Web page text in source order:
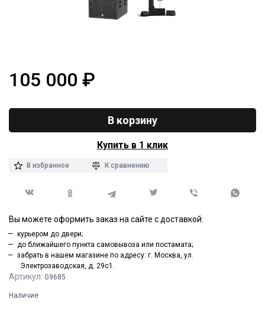
Артикул: G9685
Наличие
105 000 ₽
В корзину
Купить в 1 клик
В избранное К сравнению
Вы можете оформить заказ на сайте с доставкой:
курьером до двери;
до ближайшего пункта самовывоза или постамата;
забрать в нашем магазине по адресу: г. Москва, ул.
Электрозаводская, д. 29с1.